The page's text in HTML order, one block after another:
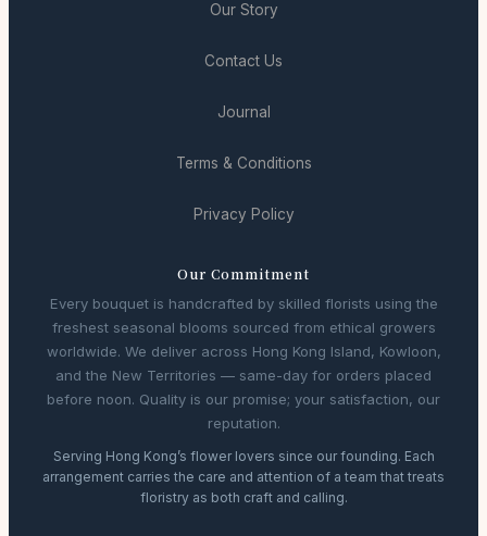
Our Story
Contact Us
Journal
Terms & Conditions
Privacy Policy
Our Commitment
Every bouquet is handcrafted by skilled florists using the
freshest seasonal blooms sourced from ethical growers
worldwide. We deliver across Hong Kong Island, Kowloon,
and the New Territories — same-day for orders placed
before noon. Quality is our promise; your satisfaction, our
reputation.
Serving Hong Kong’s flower lovers since our founding. Each
arrangement carries the care and attention of a team that treats
floristry as both craft and calling.